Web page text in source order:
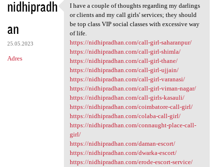
nidhipradh
an
25.05.2023
Adres
I have a couple of thoughts
I have a couple of thoughts regarding my darlings
or clients and my call girls' services; they should
be top class VIP social classes with excessive way
of life.
https://nidhipradhan.com/call-girl-saharanpur/
https://nidhipradhan.com/call-girl-shimla/
https://nidhipradhan.com/call-girl-thane/
https://nidhipradhan.com/call-girl-ujjain/
https://nidhipradhan.com/call-girl-varanasi/
https://nidhipradhan.com/call-girl-viman-nagar/
https://nidhipradhan.com/call-girls-kasauli/
https://nidhipradhan.com/coimbatore-call-girl/
https://nidhipradhan.com/colaba-call-girl/
https://nidhipradhan.com/connaught-place-call-
girl/
https://nidhipradhan.com/daman-escort/
https://nidhipradhan.com/dwarka-escort/
https://nidhipradhan.com/erode-escort-service/